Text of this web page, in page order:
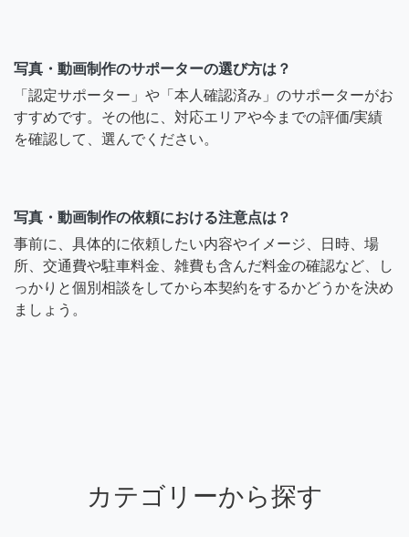
写真・動画制作のサポーターの選び方は？
「認定サポーター」や「本人確認済み」のサポーターがお
すすめです。その他に、対応エリアや今までの評価/実績
を確認して、選んでください。
写真・動画制作の依頼における注意点は？
事前に、具体的に依頼したい内容やイメージ、日時、場
所、交通費や駐車料金、雑費も含んだ料金の確認など、し
っかりと個別相談をしてから本契約をするかどうかを決め
ましょう。
カテゴリーから探す